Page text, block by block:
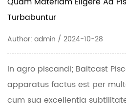
Turbabuntur
Author: admin / 2024-10-28
In agro piscandi; Baitcast
apparatus factus est per
cum sua excellentia